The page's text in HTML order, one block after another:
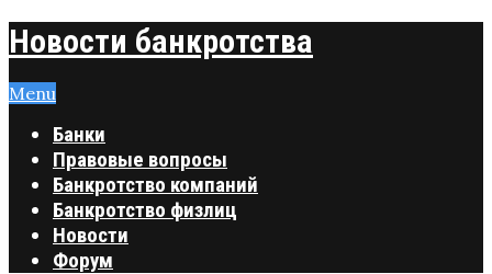
Новости банкротства
Menu
Банки
Правовые вопросы
Банкротство компаний
Банкротство физлиц
Новости
Форум